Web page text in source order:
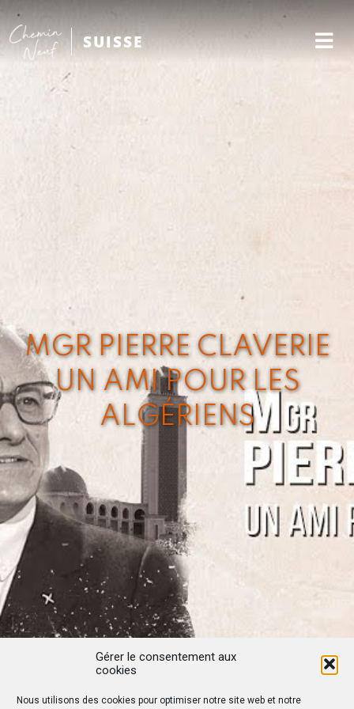
Gérer le consentement aux
cookies
Nous utilisons des cookies pour optimiser notre site web et notre
SUISSE
MGR PIERRE CLAVERIE
UN AMI POUR LES
ALGÉRIENS